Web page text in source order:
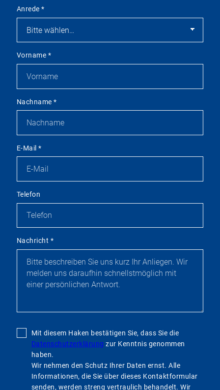
Anrede*
Vorname *
Nachname*
E-Mail*
Telefon
Nachricht *
Mit diesem Haken bestätigen Sie, dass Sie die
Datenschutzerklärung zur Kenntnis genommen
haben.
Wir nehmen den Schutz Ihrer Daten ernst. Alle
Informationen, die Sie über dieses Kontaktformular
senden, werden streng vertraulich behandelt. Wir